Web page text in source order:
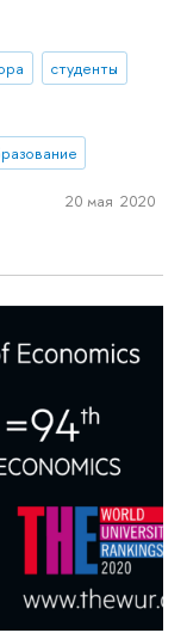
студенты
20 мая 2020